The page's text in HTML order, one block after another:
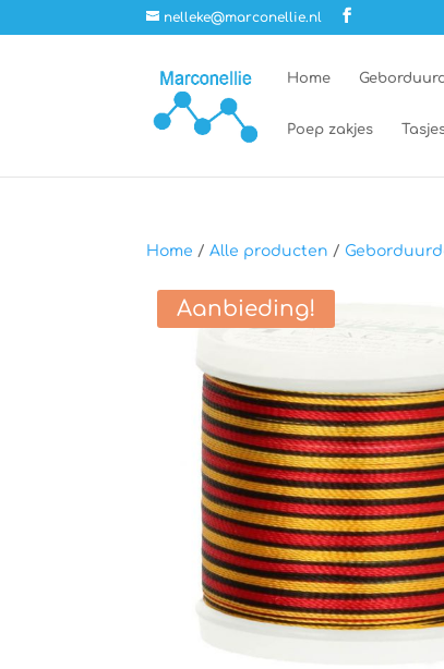
nelleke@marconellie.nl
Home
Poep zakjes
Home /Alle producten /
Aanbieding!